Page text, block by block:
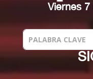
Viernes